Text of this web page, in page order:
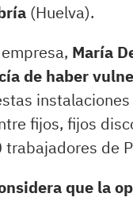
(Huelva).
María
de haber
fijos, fijos
de
que la